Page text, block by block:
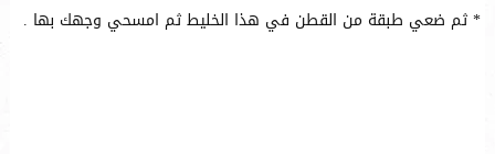
* ثم ضعي طبقة من القطن في هذا الخليط ثم امسحي وجهك بها .